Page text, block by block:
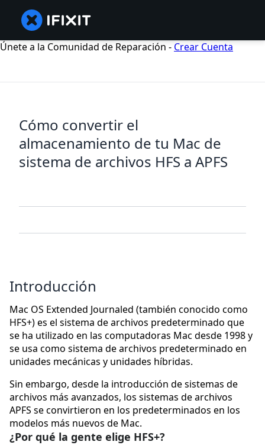
Únete a la Comunidad de Reparación - Crear Cuenta
Cómo convertir el
almacenamiento de tu Mac de
sistema de archivos HFS a APFS
Introducción
Mac OS Extended Journaled (también conocido como
HFS+) es el sistema de archivos predeterminado que
se ha utilizado en las computadoras Mac desde 1998 y
se usa como sistema de archivos predeterminado en
unidades mecánicas y unidades híbridas.
Sin embargo, desde la introducción de sistemas de
archivos más avanzados, los sistemas de archivos
APFS se convirtieron en los predeterminados en los
modelos más nuevos de Mac.
¿Por qué la gente elige HFS+?